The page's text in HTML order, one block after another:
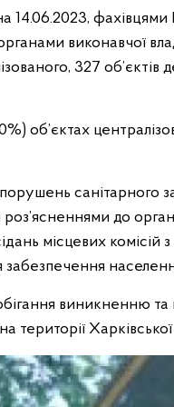
14.06.2023,
виконавчої
327
об’єктах
санітарного
до
місцевих
забезпечення
виникненню
на території